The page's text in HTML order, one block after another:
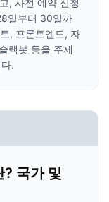
, 사전 예약 신청
일부터 30일까
, 프론트엔드, 자
랙봇 등을 주제
.
국가 및